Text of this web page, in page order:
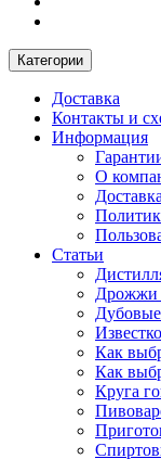
Категории
Доставка
Контакты и
Информация
О
Статьи
Дрожжи
Как
Как
Круга